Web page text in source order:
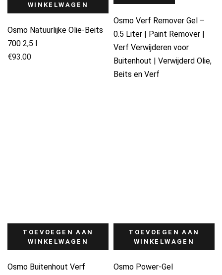
WINKELWAGEN
Osmo Natuurlijke Olie-Beits
700 2,5 l
€93.00
Osmo Verf Remover Gel –
0.5 Liter | Paint Remover |
Verf Verwijderen voor
Buitenhout | Verwijderd Olie,
Beits en Verf
TOEVOEGEN AAN
WINKELWAGEN
Osmo Buitenhout Verf
TOEVOEGEN AAN
WINKELWAGEN
Osmo Power-Gel